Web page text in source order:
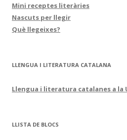
Mini receptes literàries
Nascuts per llegir
Què llegeixes?
LLENGUA I LITERATURA CATALANA
Llengua i literatura catalanes a la
LLISTA DE BLOCS